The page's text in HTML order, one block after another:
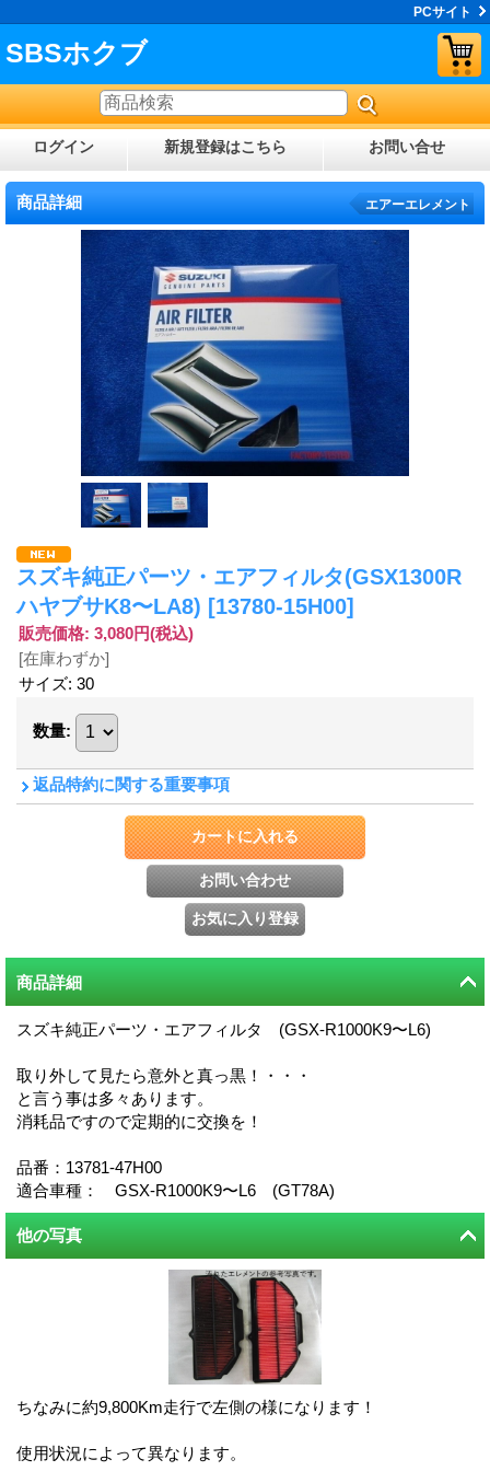
PCサイト
SBSホクブ
ログイン 新規登録はこちら お問い合せ
商品詳細 エアーエレメント
スズキ純正パーツ・エアフィルタ(GSX1300R
ハヤブサK8〜LA8) [13780-15H00]
販売価格: 3,080円(税込)
[在庫わずか]
サイズ: 30
数量:
返品特約に関する重要事項
商品詳細
スズキ純正パーツ・エアフィルタ (GSX-R1000K9〜L6)
取り外して見たら意外と真っ黒！・・・
と言う事は多々あります。
消耗品ですので定期的に交換を！
品番：13781-47H00
適合車種： GSX-R1000K9〜L6 (GT78A)
他の写真
ちなみに約9,800Km走行で左側の様になります！
使用状況によって異なります。